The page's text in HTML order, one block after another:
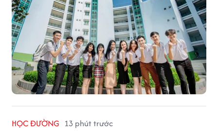
HỌC ĐƯỜNG 13 phút trước